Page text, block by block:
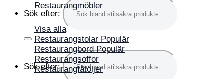
Sök efter:
Sök efter:
Restaurangmöbler
Visa alla
Restaurangstolar
Restaurangbord
Restaurangsoffor
Restaurangfåtöljer